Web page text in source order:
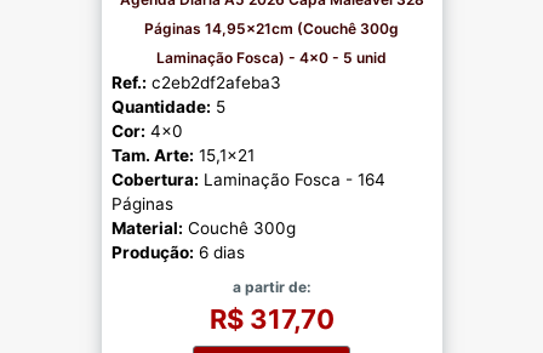
Páginas 14,95x21cm (Couchê 300g
Laminação Fosca) - 4x0 - 5 unid
Ref.: c2eb2df2afeba3
Quantidade: 5
Cor: 4x0
Tam. Arte: 15,1x21
Cobertura: Laminação Fosca - 164
Páginas
Material: Couchê 300g
Produção: 6 dias
a partir de:
R$ 317,70